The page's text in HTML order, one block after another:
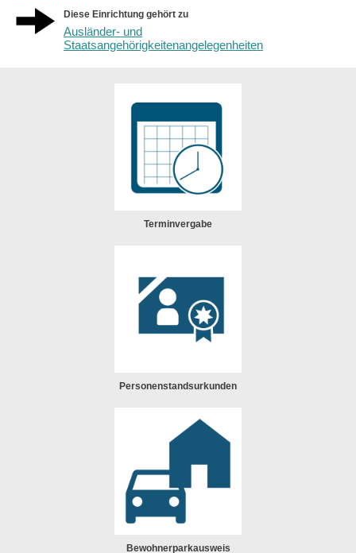
Diese Einrichtung gehört zu
Ausländer- und
Staatsangehörigkeitenangelegenheiten
Terminvergabe
Personenstandsurkunden
Bewohnerparkausweis